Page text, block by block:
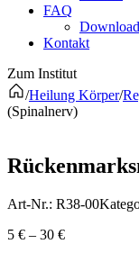
FAQ
Kontakt
Zum Institut
/Heilung Körper/
(Spinalnerv)
Art-Nr.: R38-00
5 € – 30 €